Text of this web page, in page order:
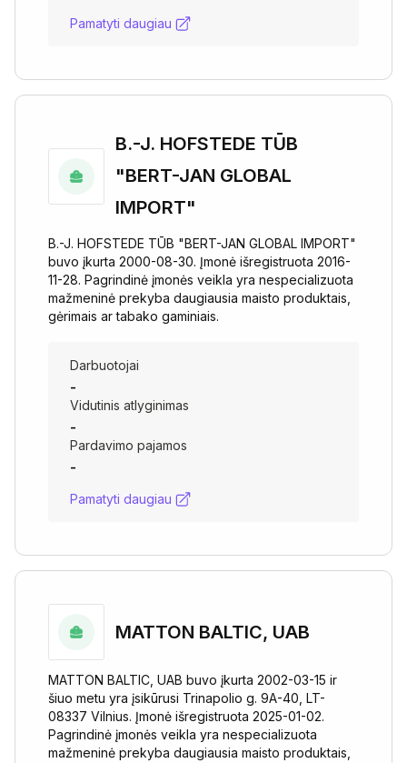
Pamatyti daugiau
B.-J. HOFSTEDE TŪB
"BERT-JAN GLOBAL
IMPORT"
B.-J. HOFSTEDE TŪB "BERT-JAN GLOBAL IMPORT"
buvo įkurta 2000-08-30. Įmonė išregistruota 2016-
11-28. Pagrindinė įmonės veikla yra nespecializuota
mažmeninė prekyba daugiausia maisto produktais,
gėrimais ar tabako gaminiais.
Darbuotojai
-
Vidutinis atlyginimas
-
Pardavimo pajamos
-
Pamatyti daugiau
MATTON BALTIC, UAB
MATTON BALTIC, UAB buvo įkurta 2002-03-15 ir
šiuo metu yra įsikūrusi Trinapolio g. 9A-40, LT-
08337 Vilnius. Įmonė išregistruota 2025-01-02.
Pagrindinė įmonės veikla yra nespecializuota
mažmeninė prekyba daugiausia maisto produktais,